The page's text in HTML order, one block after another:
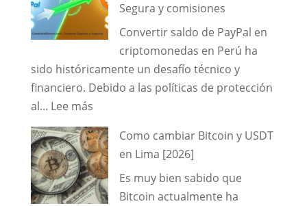
Bitcoin
a
Soles
en
Forma
y
Segura y comisiones
Convertir saldo de PayPal en
criptomonedas en Perú ha
sido históricamente un desafío técnico y
financiero. Debido a las políticas de protección
al... Lee más:
Cómo
cambiar
saldo
PayPal
a
Como cambiar Bitcoin y USDT
en Lima [2026]
Es muy bien sabido que
Bitcoin actualmente ha